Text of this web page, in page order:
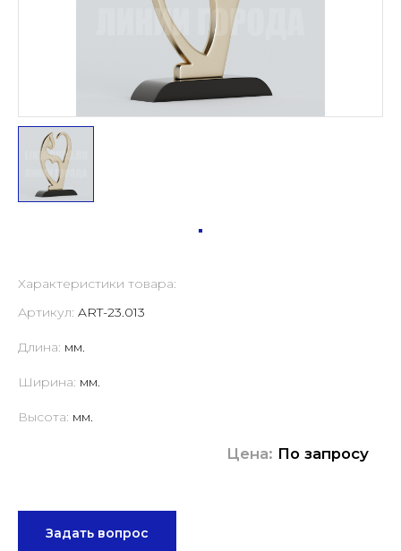
Характеристики товара:
Артикул: ART-23.013
Длина: мм.
Ширина: мм.
Высота: мм.
Цена: По запросу
Задать вопрос